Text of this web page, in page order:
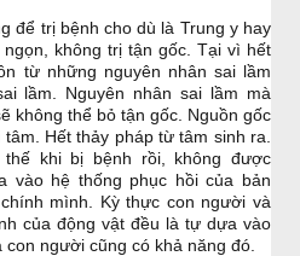
để trị bệnh cho dù là Trung y hay
không trị tận gốc. Tại vì hết
từ những nguyên nhân sai lầm
lầm. Nguyên nhân sai lầm mà
không thể bỏ tận gốc. Nguồn gốc
Hết thảy pháp từ tâm sinh ra.
khi bị bệnh rồi, không được
vào hệ thống phục hồi của bản
mình. Kỳ thực con người và
của động vật đều là tự dựa vào
người cũng có khả năng đó.